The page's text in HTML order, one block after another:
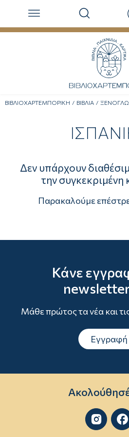
ΒΙΒΛΙΟΧΑΡΤΕΜΠΟΡΙΚΗ ΒΙΒΛΙΑ
Δεν υπάρχουν
την συγκεκριμένη
Παρακαλούμε
Κάνε
Μάθε πρώτος τα νέα και
Εγγραφή
 